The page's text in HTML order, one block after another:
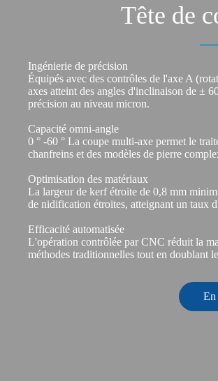
Tête de
Ingénierie de précision
Équipés avec des contrôles de l'axe A
axes atteint des angles d'inclinaison de ±
précision au niveau micron.
Capacité omni-angle
0 ° -60 ° La coupe multi-axe permet le
chanfreins et des modèles de pierre
Optimisation des matériaux
La largeur de kerf étroite de 0,8 mm
de nidification étroites, atteignant un taux
Efficacité automatisée
L'opération contrôlée par CNC réduit la
méthodes traditionnelles tout en doublant
En